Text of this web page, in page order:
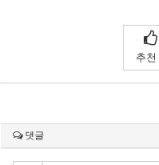
추천
댓글